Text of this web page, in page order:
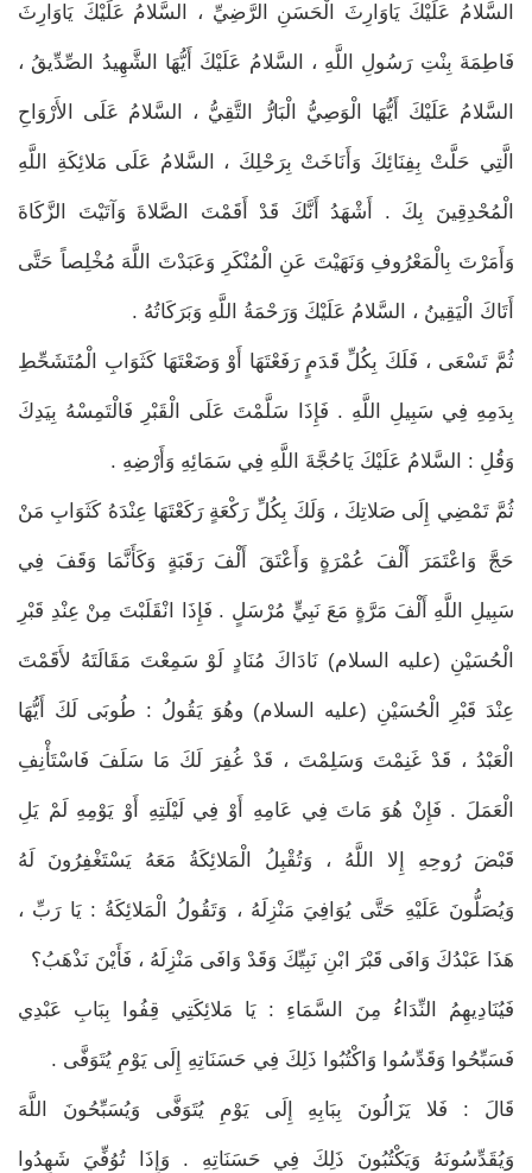
السَّلامُ عَلَيْكَ يَاوَارِثَ الْحَسَنِ الرَّضِيِّ ، السَّلامُ عَلَيْكَ يَاوَارِثَ
فَاطِمَةَ بِنْتِ رَسُولِ اللَّهِ ، السَّلامُ عَلَيْكَ أَيُّهَا الشَّهِيدُ الصِّدِّيقُ ،
السَّلامُ عَلَيْكَ أَيُّهَا الْوَصِيُّ الْبَارُّ التَّقِيُّ ، السَّلامُ عَلَى الأَرْوَاحِ
الَّتِي حَلَّتْ بِفِنَائِكَ وَأَنَاخَتْ بِرَحْلِكَ ، السَّلامُ عَلَى مَلائِكَةِ اللَّهِ
الْمُحْدِقِينَ بِكَ . أَشْهَدُ أَنَّكَ قَدْ أَقَمْتَ الصَّلاةَ وَآتَيْتَ الزَّكَاةَ
وَأَمَرْتَ بِالْمَعْرُوفِ وَنَهَيْتَ عَنِ الْمُنْكَرِ وَعَبَدْتَ اللَّهَ مُخْلِصاً حَتَّى
أَتَاكَ الْيَقِينُ ، السَّلامُ عَلَيْكَ وَرَحْمَةُ اللَّهِ وَبَرَكَاتُهُ .
ثُمَّ تَسْعَى ، فَلَكَ بِكُلِّ قَدَمٍ رَفَعْتَهَا أَوْ وَضَعْتَهَا كَثَوَابِ الْمُتَشَحِّطِ
بِدَمِهِ فِي سَبِيلِ اللَّهِ . فَإِذَا سَلَّمْتَ عَلَى الْقَبْرِ فَالْتَمِسْهُ بِيَدِكَ
وَقُلِ : السَّلامُ عَلَيْكَ يَاحُجَّةَ اللَّهِ فِي سَمَائِهِ وَأَرْضِهِ .
ثُمَّ تَمْضِي إِلَى صَلاتِكَ ، وَلَكَ بِكُلِّ رَكْعَةٍ رَكَعْتَهَا عِنْدَهُ كَثَوَابِ مَنْ
حَجَّ وَاعْتَمَرَ أَلْفَ عُمْرَةٍ وَأَعْتَقَ أَلْفَ رَقَبَةٍ وَكَأَنَّمَا وَقَفَ فِي
سَبِيلِ اللَّهِ أَلْفَ مَرَّةٍ مَعَ نَبِيٍّ مُرْسَلٍ . فَإِذَا انْقَلَبْتَ مِنْ عِنْدِ قَبْرِ
الْحُسَيْنِ (عليه السلام) نَادَاكَ مُنَادٍ لَوْ سَمِعْتَ مَقَالَتَهُ لأَقَمْتَ
عِنْدَ قَبْرِ الْحُسَيْنِ (عليه السلام) وهُوَ يَقُولُ : طُوبَى لَكَ أَيُّهَا
الْعَبْدُ ، قَدْ غَنِمْتَ وَسَلِمْتَ ، قَدْ غُفِرَ لَكَ مَا سَلَفَ فَاسْتَأْنِفِ
الْعَمَلَ . فَإِنْ هُوَ مَاتَ فِي عَامِهِ أَوْ فِي لَيْلَتِهِ أَوْ يَوْمِهِ لَمْ يَلِ
قَبْضَ رُوحِهِ إِلا اللَّهُ ، وَتُقْبِلُ الْمَلائِكَةُ مَعَهُ يَسْتَغْفِرُونَ لَهُ
وَيُصَلُّونَ عَلَيْهِ حَتَّى يُوَافِيَ مَنْزِلَهُ ، وَتَقُولُ الْمَلائِكَةُ : يَا رَبِّ ،
هَذَا عَبْدُكَ وَافَى قَبْرَ ابْنِ نَبِيِّكَ وَقَدْ وَافَى مَنْزِلَهُ ، فَأَيْنَ نَذْهَبُ؟
فَيُنَادِيهِمُ النِّدَاءُ مِنَ السَّمَاءِ : يَا مَلائِكَتِي قِفُوا بِبَابِ عَبْدِي
فَسَبِّحُوا وَقَدِّسُوا وَاكْتُبُوا ذَلِكَ فِي حَسَنَاتِهِ إِلَى يَوْمِ يُتَوَفَّى .
قَالَ : فَلا يَزَالُونَ بِبَابِهِ إِلَى يَوْمِ يُتَوَفَّى وَيُسَبِّحُونَ اللَّهَ
وَيُقَدِّسُونَهُ وَيَكْتُبُونَ ذَلِكَ فِي حَسَنَاتِهِ . وَإِذَا تُوُفِّيَ شَهِدُوا